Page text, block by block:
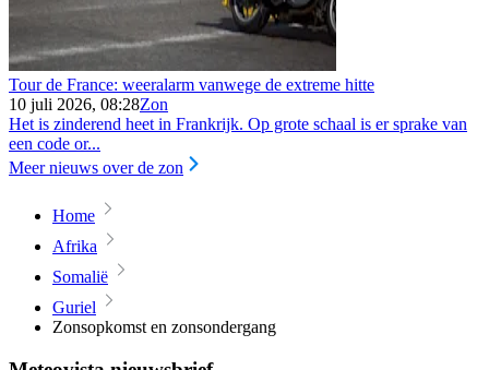
Tour de France: weeralarm vanwege de extreme hitte
10 juli 2026, 08:28Zon
Het is zinderend heet in Frankrijk. Op grote schaal is er sprake van
een code or...
Meer nieuws over de zon
Home
Afrika
Somalië
Guriel
Zonsopkomst en zonsondergang